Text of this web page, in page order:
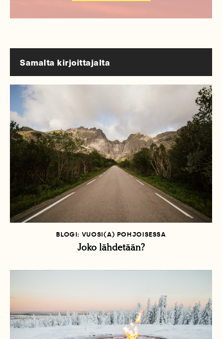
Samalta kirjoittajalta
BLOGI: VUOSI(A) POHJOISESSA
Joko lähdetään?